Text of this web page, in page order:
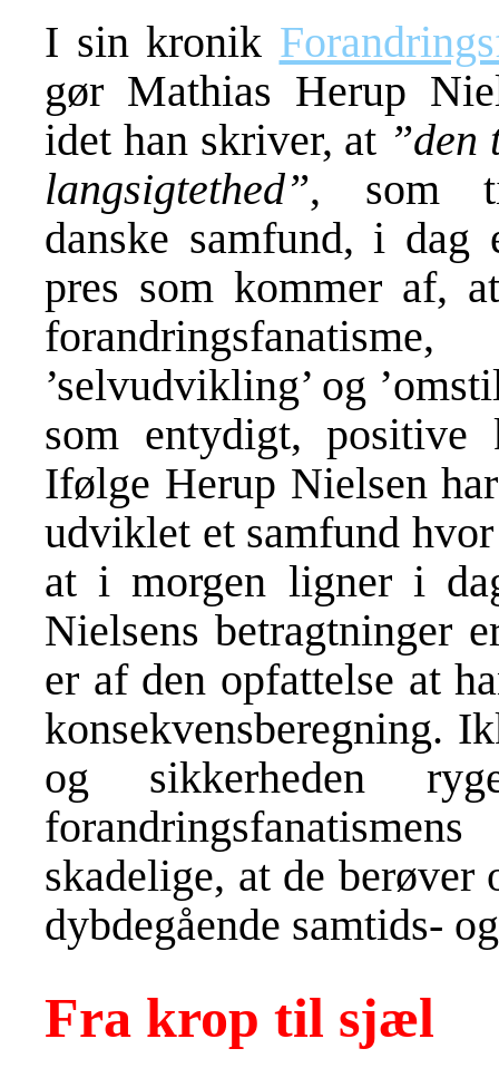
I sin kronik
gør Mathias Herup
idet han skriver, at ”den
langsigtethed”, som
danske samfund, i
pres som kommer af,
’selvudvikling’ og
som entydigt,
Ifølge Herup Nielsen
udviklet et samfund
at i morgen ligner i
Nielsens betragtninger
er af den opfattelse at
konsekvensberegning.
og sikkerheden
skadelige, at de
dybdegående samtids-
Fra krop til sjæl